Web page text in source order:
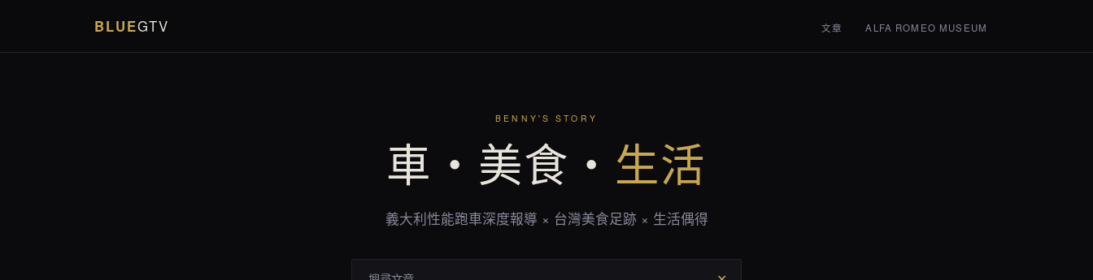
BLUEGTV 文章 ALFA ROMEO MUSEUM
BENNY'S STORY
車・美食・ 生活
義大利性能跑車深度報導 × 台灣美食足跡 × 生活偶得